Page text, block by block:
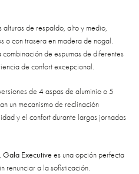
alturas de respaldo, alto y medio,
o con trasera en madera de nogal.
de espumas de diferentes
de confort excepcional.
de 4 aspas de aluminio o 5
un mecanismo de reclinación
y el confort durante largas jornadas
Gala Executive es una opción perfecta
renunciar a la sofisticación.